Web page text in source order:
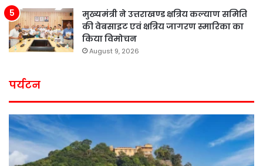
मुख्यमंत्री ने उत्तराखण्ड क्षत्रिय कल्याण समिति
की वेबसाइट एवं क्षत्रिय जागरण स्मारिका का
किया विमोचन
August 9, 2026
पर्यटन